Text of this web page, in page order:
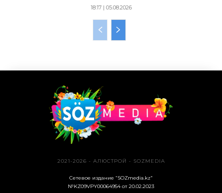
18:17 | 05.08.2026
2021-2026 - АЛЮСТРОЙ - SOZMEDIA
Сетевое издание “SOZmedia.kz”
№KZ09VPY00064954 от 20.02.2023